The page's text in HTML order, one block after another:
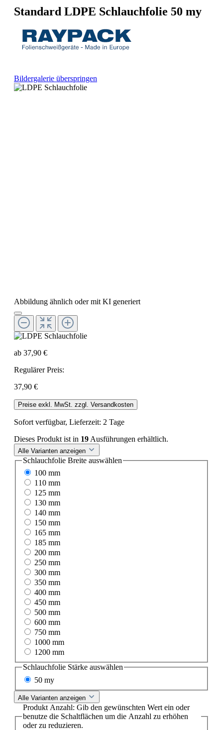
Standard LDPE Schlauchfolie 50 my
Bildergalerie überspringen
Abbildung ähnlich oder mit KI generiert
ab 37,90 €
Regulärer Preis:
37,90 €
Preise exkl. MwSt. zzgl. Versandkosten
Sofort verfügbar, Lieferzeit: 2 Tage
Dieses Produkt ist in 19 Ausführungen erhältlich.
Alle Varianten anzeigen
Schlauchfolie Breite auswählen
100 mm
110 mm
125 mm
130 mm
140 mm
150 mm
165 mm
185 mm
200 mm
250 mm
300 mm
350 mm
400 mm
450 mm
500 mm
600 mm
750 mm
1000 mm
1200 mm
Schlauchfolie Stärke auswählen
50 my
Alle Varianten anzeigen
Produkt Anzahl: Gib den gewünschten Wert ein oder
benutze die Schaltflächen um die Anzahl zu erhöhen
oder zu reduzieren.